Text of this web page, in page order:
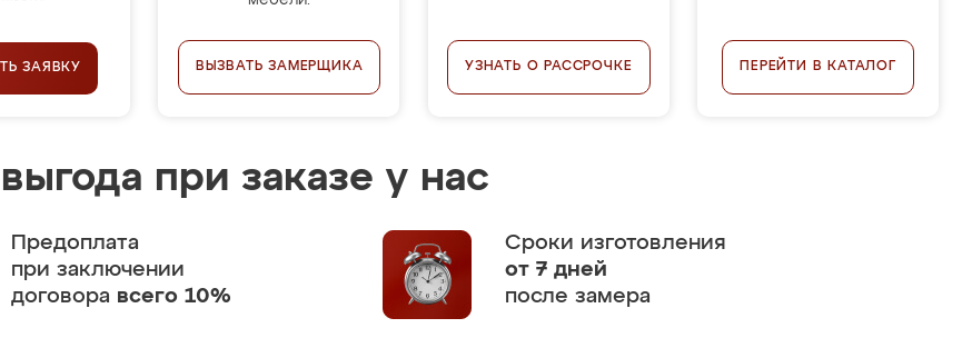
ЗАЯВКУ ВЫЗВАТЬ ЗАМЕРЩИКА УЗНАТЬ О РАССРОЧКЕ ПЕРЕЙТИ В КАТАЛОГ
при заказе у нас
Предоплата
при заключении
договора всего 10%
Сроки изготовления
от 7 дней
после замера